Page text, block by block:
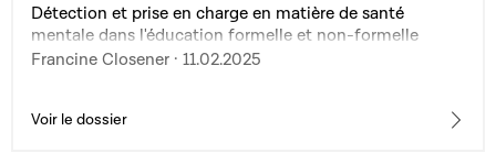
Détection et prise en charge en matière de santé
mentale dans l'éducation formelle et non-formelle
Francine Closener · 11.02.2025
Voir le dossier